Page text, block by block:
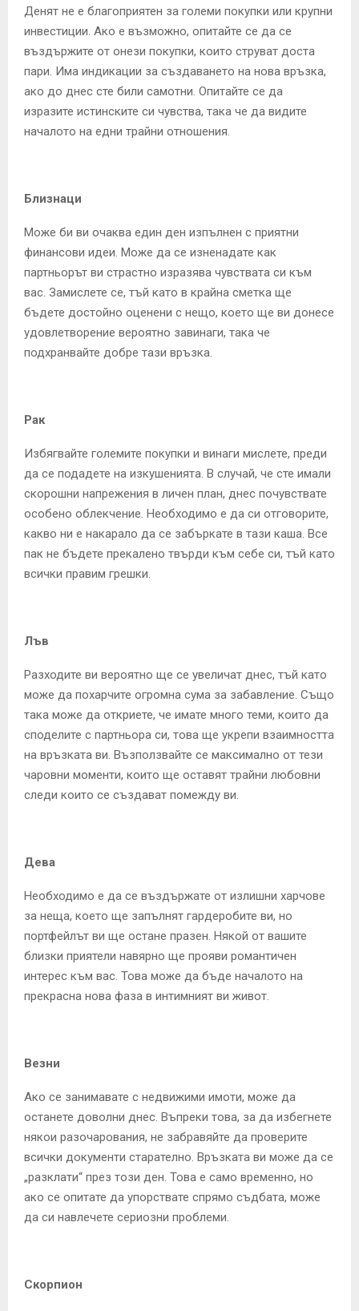
Денят не е благоприятен за големи покупки или крупни
инвестиции. Ако е възможно, опитайте се да се
въздържите от онези покупки, които струват доста
пари. Има индикации за създаването на нова връзка,
ако до днес сте били самотни. Опитайте се да
изразите истинските си чувства, така че да видите
началото на едни трайни отношения.
Близнаци
Може би ви очаква един ден изпълнен с приятни
финансови идеи. Може да се изненадате как
партньорът ви страстно изразява чувствата си към
вас. Замислете се, тъй като в крайна сметка ще
бъдете достойно оценени с нещо, което ще ви донесе
удовлетворение вероятно завинаги, така че
подхранвайте добре тази връзка.
Рак
Избягвайте големите покупки и винаги мислете, преди
да се подадете на изкушенията. В случай, че сте имали
скорошни напрежения в личен план, днес почувствате
особено облекчение. Необходимо е да си отговорите,
какво ни е накарало да се забъркате в тази каша. Все
пак не бъдете прекалено твърди към себе си, тъй като
всички правим грешки.
Лъв
Разходите ви вероятно ще се увеличат днес, тъй като
може да похарчите огромна сума за забавление. Също
така може да откриете, че имате много теми, които да
споделите с партньора си, това ще укрепи взаимността
на връзката ви. Възползвайте се максимално от тези
чаровни моменти, които ще оставят трайни любовни
следи които се създават помежду ви.
Дева
Необходимо е да се въздържате от излишни харчове
за неща, което ще запълнят гардеробите ви, но
портфейлът ви ще остане празен. Някой от вашите
близки приятели навярно ще прояви романтичен
интерес към вас. Това може да бъде началото на
прекрасна нова фаза в интимният ви живот.
Везни
Ако се занимавате с недвижими имоти, може да
останете доволни днес. Въпреки това, за да избегнете
някои разочарования, не забравяйте да проверите
всички документи старателно. Връзката ви може да се
„разклати“ през този ден. Това е само временно, но
ако се опитате да упорствате спрямо съдбата, може
да си навлечете сериозни проблеми.
Скорпион